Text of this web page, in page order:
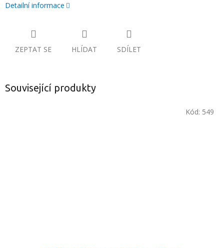
Detailní informace
ZEPTAT SE HLÍDAT SDÍLET
Související produkty
Kód: 549